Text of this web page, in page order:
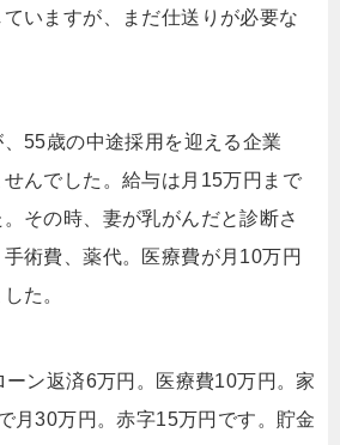
いますが、まだ仕送りが必要な
55歳の中途採用を迎える企業
んでした。給与は月15万円まで
その時、妻が乳がんだと診断さ
術費、薬代。医療費が月10万円
た。
ーン返済6万円。医療費10万円。家
月30万円。赤字15万円です。貯金